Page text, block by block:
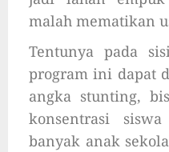
malah mematikan
Tentunya pada
program ini dapat
angka stunting,
konsentrasi
banyak anak